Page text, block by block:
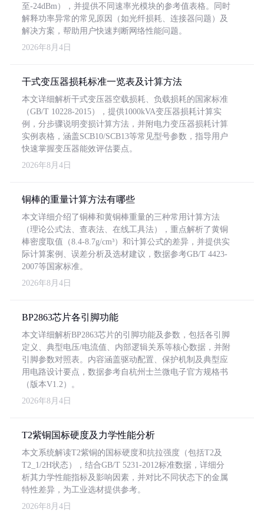
至-24dBm），并提供不同速率光模块的参考值表格。同时
解释功率异常的常见原因（如光纤损耗、连接器问题）及
解决方案，帮助用户快速判断网络性能问题。
2026年8月4日
干式变压器损耗标准一览表及计算方法
本文详细解析干式变压器空载损耗、负载损耗的国家标准
（GB/T 10228-2015），提供1000kVA变压器损耗计算实
例，分步骤说明变损计算方法，并附电力变压器损耗计算
实例表格，涵盖SCB10/SCB13等常见型号参数，指导用户
快速掌握变压器能效评估要点。
2026年8月4日
铜棒的重量计算方法有哪些
本文详细介绍了铜棒和黄铜棒重量的三种常用计算方法
（理论公式法、查表法、在线工具法），重点解析了黄铜
棒密度取值（8.4-8.7g/cm³）和计算公式的差异，并提供实
际计算案例、误差分析及选材建议，数据参考GB/T 4423-
2007等国家标准。
2026年8月4日
BP2863芯片各引脚功能
本文详细解析BP2863芯片的引脚功能及参数，包括各引脚
定义、典型电压/电流值、内部逻辑关系等核心数据，并附
引脚参数对照表。内容涵盖驱动配置、保护机制及典型应
用电路设计要点，数据参考自杭州士兰微电子官方规格书
（版本V1.2）。
2026年8月4日
T2紫铜国标硬度及力学性能分析
本文系统解读T2紫铜的国标硬度和抗拉强度（包括T2及
T2_1/2H状态），结合GB/T 5231-2012标准数据，详细分
析其力学性能指标及影响因素，并对比不同状态下的金属
特性差异，为工业选材提供参考。
2026年8月4日